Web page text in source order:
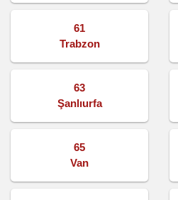
61
Trabzon
63
Şanlıurfa
65
Van